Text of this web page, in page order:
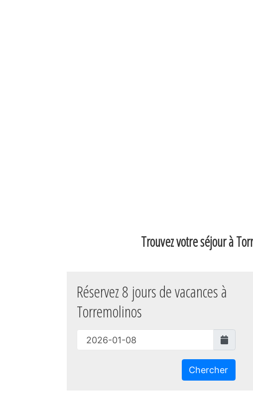
Trouvez votre séjour à
Réservez 8 jours de vacances à
Torremolinos
Chercher